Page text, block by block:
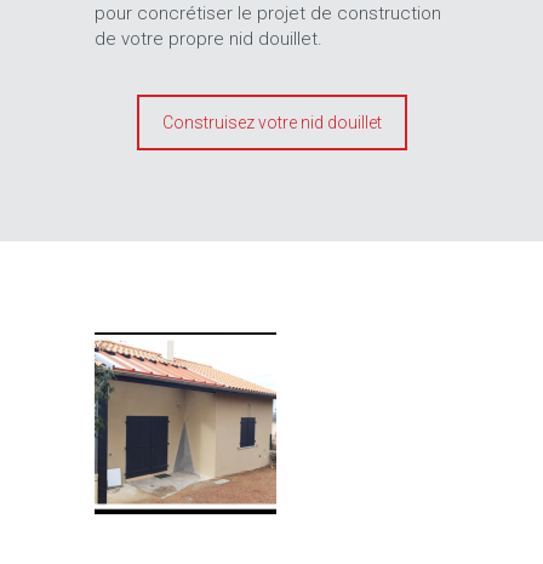
pour concrétiser le projet de construction
de votre propre nid douillet.
Construisez votre nid douillet